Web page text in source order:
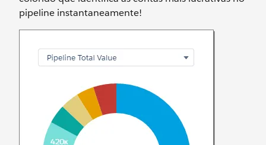
pipeline instantaneamente!